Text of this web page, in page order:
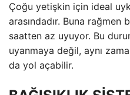
Çoğu yetişkin için ideal
arasındadır. Buna
saatten az uyuyor. Bu
uyanmaya değil, aynı
da yol açabilir.